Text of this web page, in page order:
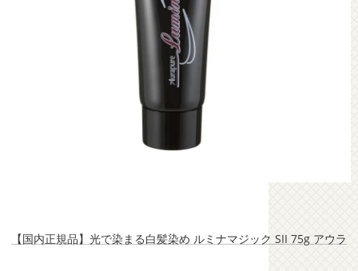
【国内正規品】光で染まる白髪染め ルミナマジック SII 75g アウラ